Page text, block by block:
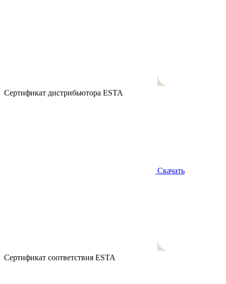
Сертификат дистрибьютора ESTA
Скачать
Сертификат соответствия ESTA